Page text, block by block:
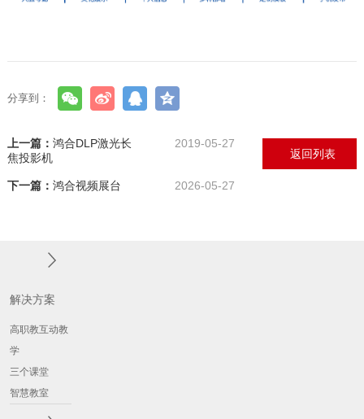
分享到：
上一篇： 鸿合DLP激光长
焦投影机
2019-05-27
下一篇： 鸿合视频展台 2026-05-27
返回列表
解决方案
高职教互动教
学
三个课堂
智慧教室